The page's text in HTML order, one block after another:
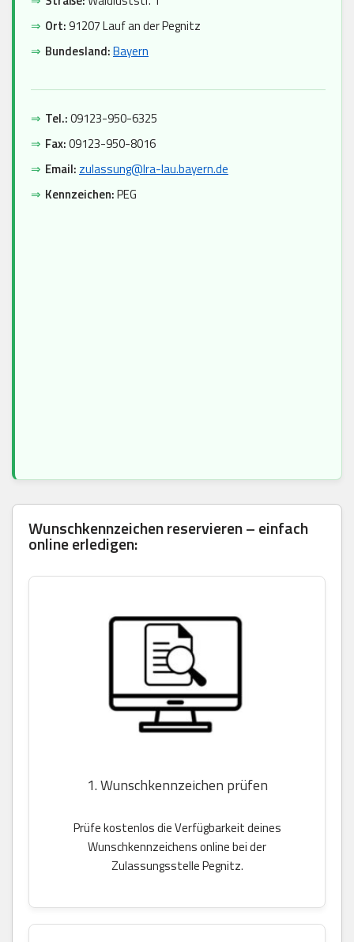
⇒ Ort:91207 Lauf an der Pegnitz
⇒ Bundesland:Bayern
⇒ Tel.:09123-950-6325
⇒ Fax:09123-950-8016
⇒ Email: zulassung@lra-lau.bayern.de
⇒ Kennzeichen:PEG
Wunschkennzeichen reservieren – einfach
online erledigen:
1. Wunschkennzeichen prüfen
Prüfe kostenlos die Verfügbarkeit deines
Wunschkennzeichens online bei der
Zulassungsstelle Pegnitz.